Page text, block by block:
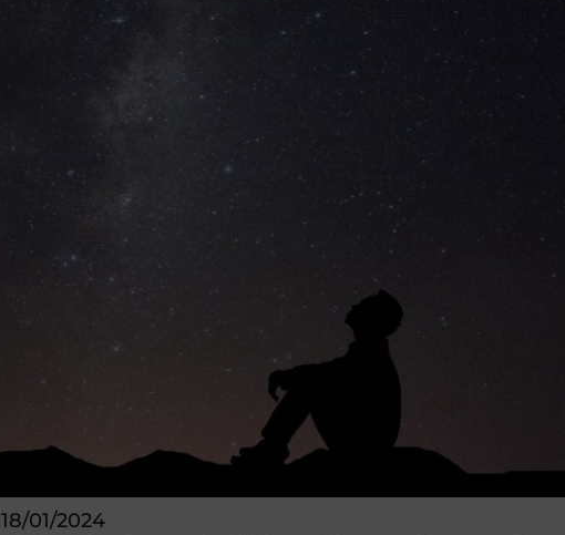
18/01/2024